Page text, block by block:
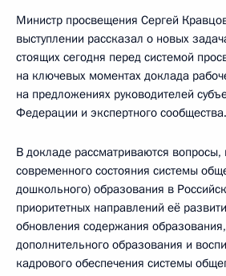
Министр просвещения Сергей
выступлении рассказал о новых
стоящих сегодня перед системой
на ключевых моментах доклада
на предложениях руководителей
Федерации и экспертного сообщества.
В докладе рассматриваются
современного состояния системы
дошкольного) образования в
приоритетных направлений её
обновления содержания
дополнительного образования и
кадрового обеспечения системы